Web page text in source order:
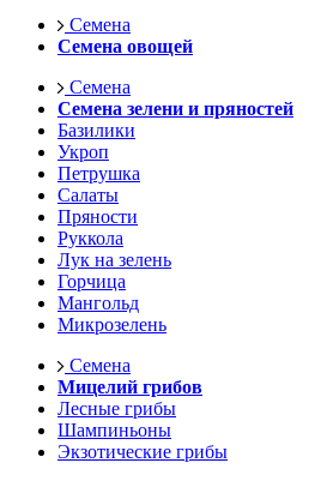
Семена
Семена овощей
Семена
Семена зелени и пряностей
Базилики
Укроп
Петрушка
Салаты
Пряности
Руккола
Лук на зелень
Горчица
Мангольд
Микрозелень
Семена
Мицелий грибов
Лесные грибы
Шампиньоны
Экзотические грибы